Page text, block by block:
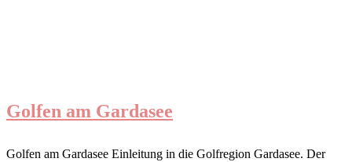
Golfen am Gardasee
Golfen am Gardasee Einleitung in die Golfregion Gardasee. Der